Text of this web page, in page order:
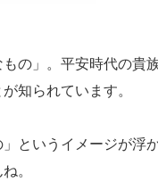
の」。平安時代の貴
知られています。
というイメージが浮
。